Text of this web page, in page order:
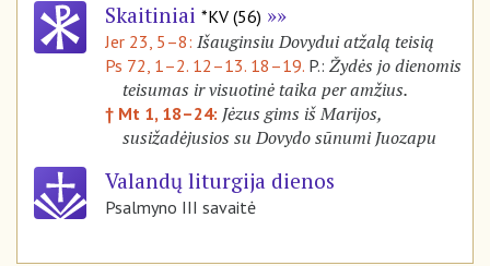
Skaitiniai *KV (56)
Jer 23, 5–8: Išauginsiu Dovydui atžalą teisią
Ps 72, 1–2. 12–13. 18–19. P.: Žydės jo dienomis
teisumas ir visuotinė taika per amžius.
† Mt 1, 18–24: Jėzus gims iš Marijos,
susižadėjusios su Dovydo sūnumi Juozapu
Valandų liturgija dienos
Psalmyno III savaitė